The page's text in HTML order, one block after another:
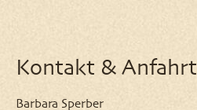
Kontakt & Anfahrt
Barbara Sperber